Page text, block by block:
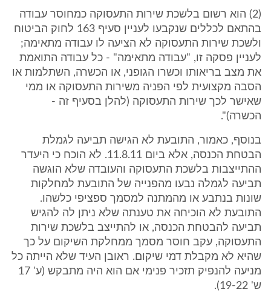
(2) הוא רשום בלשכת שירות התעסוקה כמחוסר עבודה
בהתאם לכללים שנקבעו לעניין סעיף 163 לחוק הביטוח
ולשכת שירות התעסוקה לא הציעה לו עבודה מתאימה;
לעניין פסקה זו, "עבודה מתאימה" - כל עבודה התואמת
את מצב בריאותו וכשרו הגופני, או הכשרה, השתלמות או
הסבה מקצועית לפי הפניה משירות התעסוקה או ממי
שאישר לכך שירות התעסוקה (להלן בסעיף זה -
הכשרה)".
בנוסף, כאמור, התובעת לא הגישה תביעה לגמלת
הבטחת הכנסה, אלא ביום 11.8.11. לא הוכח כי היעדר
ההתייצבות בלשכת התעסוקה והעובדה שלא הוגשה
תביעה לגמלה נבעו מהפנייה של התובעת למחלקות
שונות בנתבע או מהמתנה למסמך ספציפי כלשהו.
התובעת לא הוכיחה את טענתה שלא ניתן לה להגיש
תביעה להבטחת הכנסה, או להתייצב בלשכת שירות
התעסוקה, עקב חוסר מסמך ממחלקת השיקום על כך
שהיא לא מקבלת דמי שיקום. ראובן העיד שלא הייתה כל
מניעה להנפיק תזכיר פנימי אם הוא היה מתבקש (ע' 17
ש' 19-22).